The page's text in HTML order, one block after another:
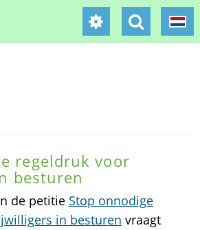
regeldruk voor
besturen
de petitie Stop onnodige
in besturen vraagt